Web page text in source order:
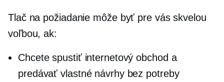
Tlač na požiadanie môže byť pre vás skvelou
voľbou, ak:
Chcete spustiť internetový obchod a
predávať vlastné návrhy bez potreby